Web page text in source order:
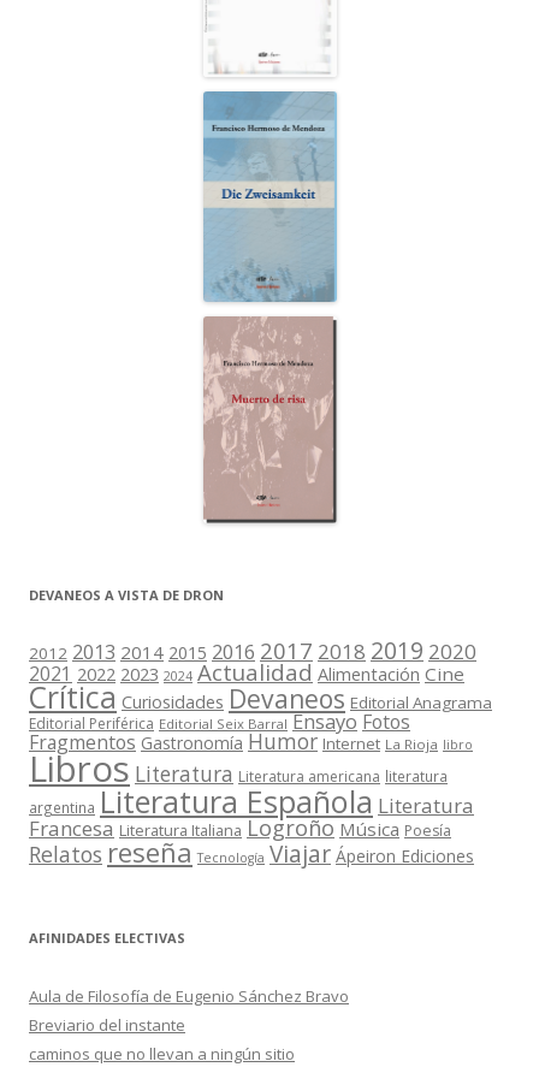
DEVANEOS A VISTA DE DRON
2012 2013 2014 2015 2016 2017 2018 2019 2020
2021 2022 2023 2024 Actualidad Alimentación Cine
Crítica Curiosidades Devaneos Editorial Anagrama
Editorial Periférica Editorial Seix Barral Ensayo Fotos
Fragmentos Gastronomía Humor Internet La Rioja libro
Libros Literatura Literatura americana literatura
argentina Literatura Española Literatura
Francesa Literatura Italiana Logroño Música Poesía
Relatos reseña Tecnología Viajar Ápeiron Ediciones
AFINIDADES ELECTIVAS
Aula de Filosofía de Eugenio Sánchez Bravo
Breviario del instante
caminos que no llevan a ningún sitio